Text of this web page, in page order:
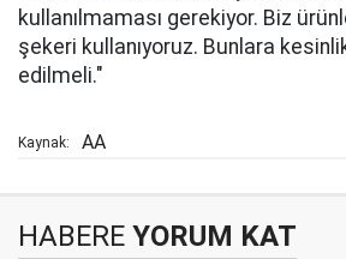
kullanılmaması gerekiyor. Biz
şekeri kullanıyoruz. Bunlara
edilmeli."
Kaynak: AA
HABERE YORUM KAT